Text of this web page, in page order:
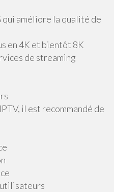
améliore la qualité de
en 4K et bientôt 8K
de streaming
il est recommandé de